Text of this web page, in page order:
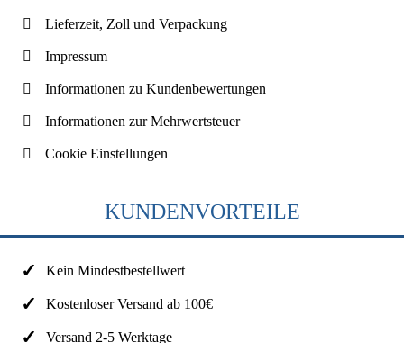
Lieferzeit, Zoll und Verpackung
Impressum
Informationen zu Kundenbewertungen
Informationen zur Mehrwertsteuer
Cookie Einstellungen
KUNDENVORTEILE
Kein Mindestbestellwert
Kostenloser Versand ab 100€
Versand 2-5 Werktage